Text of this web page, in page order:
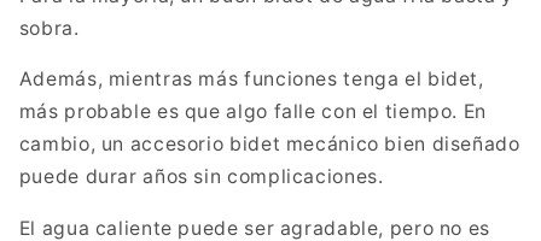
sobra.
Además, mientras más funciones tenga el bidet,
más probable es que algo falle con el tiempo. En
cambio, un accesorio bidet mecánico bien diseñado
puede durar años sin complicaciones.
El agua caliente puede ser agradable, pero no es